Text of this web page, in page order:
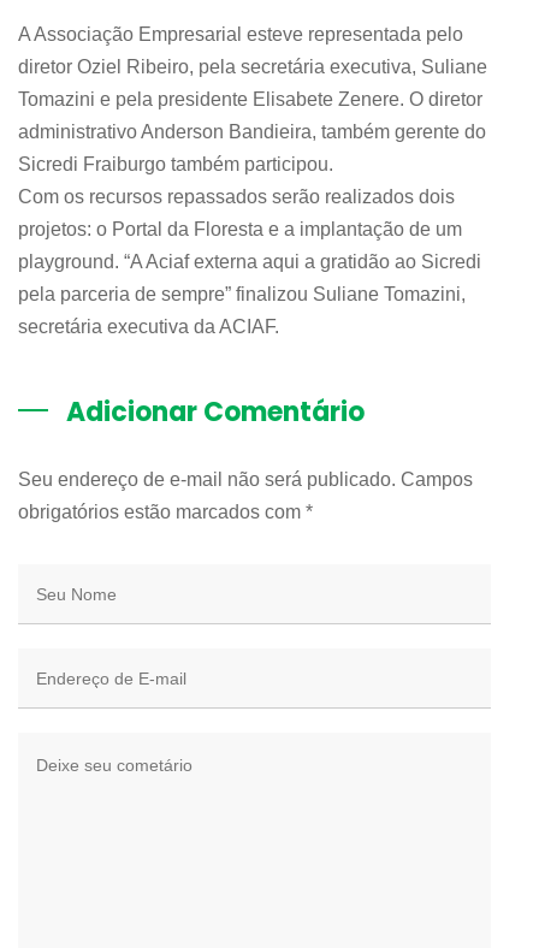
A Associação Empresarial esteve representada pelo
diretor Oziel Ribeiro, pela secretária executiva, Suliane
Tomazini e pela presidente Elisabete Zenere. O diretor
administrativo Anderson Bandieira, também gerente do
Sicredi Fraiburgo também participou.
Com os recursos repassados serão realizados dois
projetos: o Portal da Floresta e a implantação de um
playground. “A Aciaf externa aqui a gratidão ao Sicredi
pela parceria de sempre” finalizou Suliane Tomazini,
secretária executiva da ACIAF.
Adicionar Comentário
Seu endereço de e-mail não será publicado. Campos
obrigatórios estão marcados com *